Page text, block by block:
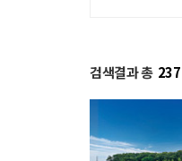
검색결과 총 237